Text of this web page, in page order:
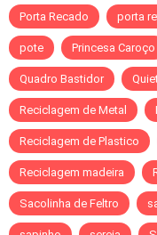
Porta Recado porta
pote Princesa Caroço
Quadro Bastidor
Reciclagem de Metal
Reciclagem de Plastico
Reciclagem madeira
Sacolinha de Feltro